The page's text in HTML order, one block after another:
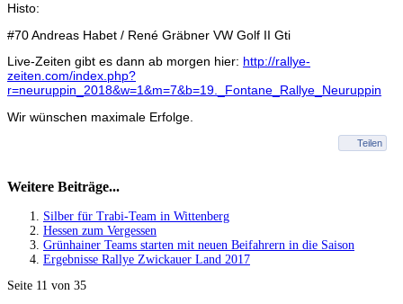
Histo:
#70 Andreas Habet / René Gräbner VW Golf II Gti
Live-Zeiten gibt es dann ab morgen hier: http://rallye-
zeiten.com/index.php?
r=neuruppin_2018&w=1&m=7&b=19._Fontane_Rallye_Neuruppin
Wir wünschen maximale Erfolge.
Teilen
Weitere Beiträge...
Silber für Trabi-Team in Wittenberg
Hessen zum Vergessen
Grünhainer Teams starten mit neuen Beifahrern in die Saison
Ergebnisse Rallye Zwickauer Land 2017
Seite 11 von 35